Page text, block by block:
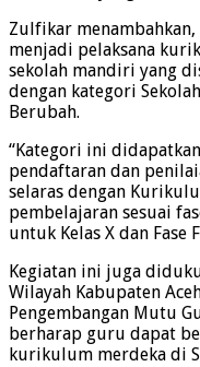
Zulfikar menambahkan,
menjadi pelaksana
sekolah mandiri yang
dengan kategori
Berubah.
“Kategori ini
pendaftaran dan
selaras dengan
pembelajaran sesuai
untuk Kelas X dan Fase
Kegiatan ini juga
Wilayah Kabupaten
Pengembangan Mutu
berharap guru dapat
kurikulum merdeka di